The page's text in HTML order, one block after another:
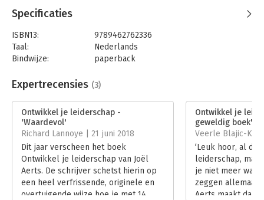
bijzonder hoogleraar in de Sociologie van Leiderschap,
Groningen en voorzitter Raad van Bestuur Verslavingszorg
Noord-Nederland
leiderschapsontwikkeling kernachtig, praktisch en inspirerend
krachtig leiderschap!" - Ingrid van Tienen, adjunct-directeur
ORMIT en expert in talent- en leiderschapsontwikkeling
Specificaties
ISBN13:
9789462762336
Taal:
Nederlands
Bindwijze:
paperback
Uitgever:
Boom
Verschijningsdatum:
Hoofdrubriek: Leiderschap
Expertrecensies (3)
Ontwikkel je leiderschap -
'Waardevol'
Richard Lannoye | 21 juni 2018
Dit jaar verscheen het boek
Ontwikkel je leiderschap van Joël
Aerts. De schrijver schetst hierin op
een heel verfrissende, originele en
overtuigende wijze hoe je met 14
Ontwikkel je
geweldig boek'
Veerle Blajic-Kik
‘Leuk hoor, al
leiderschap,
je niet meer wat
zeggen allemaal
Aerts maakt